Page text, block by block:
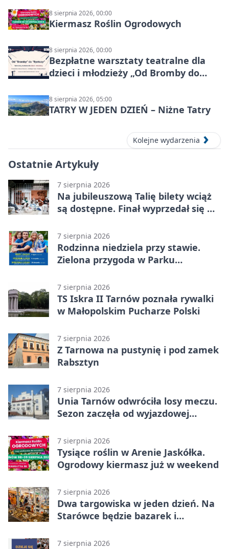
8 sierpnia 2026, 00:00
Kiermasz Roślin Ogrodowych
8 sierpnia 2026, 00:00
Bezpłatne warsztaty teatralne dla
dzieci i młodzieży „Od Bromby do
8 sierpnia 2026, 05:00
TATRY W JEDEN DZIEŃ – Niżne Tatry
Kolejne wydarzenia
Ostatnie Artykuły
7 sierpnia 2026
Na jubileuszową Talię bilety wciąż
są dostępne. Finał wyprzedał się w
7 sierpnia 2026
Rodzinna niedziela przy stawie.
Zielona przygoda w Parku
7 sierpnia 2026
TS Iskra II Tarnów poznała rywalki
w Małopolskim Pucharze Polski
7 sierpnia 2026
Z Tarnowa na pustynię i pod zamek
Rabsztyn
7 sierpnia 2026
Unia Tarnów odwróciła losy meczu.
Sezon zaczęła od wyjazdowej
7 sierpnia 2026
Tysiące roślin w Arenie Jaskółka.
Ogrodowy kiermasz już w weekend
7 sierpnia 2026
Dwa targowiska w jeden dzień. Na
Starówce będzie bazarek i
7 sierpnia 2026